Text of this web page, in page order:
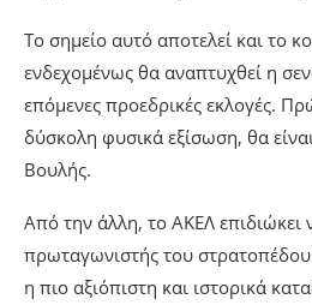
Το σημείο αυτό αποτελεί και το
ενδεχομένως θα αναπτυχθεί η
επόμενες προεδρικές εκλογές.
δύσκολη φυσικά εξίσωση, θα
Βουλής.
Από την άλλη, το ΑΚΕΛ επιδιώκει
πρωταγωνιστής του στρατοπέδου
η πιο αξιόπιστη και ιστορικά